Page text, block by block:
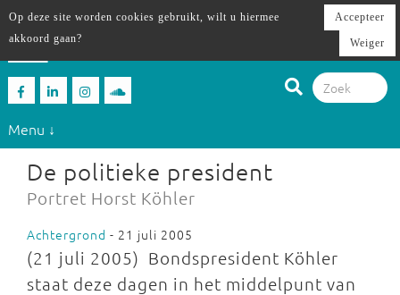
Menu ↓
De politieke president
Portret Horst Köhler
Achtergrond - 21 juli 2005
(21 juli 2005) Bondspresident Köhler
staat deze dagen in het middelpunt van
Op deze site worden cookies gebruikt, wilt u hiermee
akkoord gaan?
Accepteer
Weiger